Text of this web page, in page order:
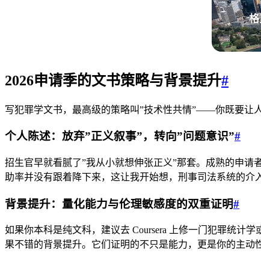
2026申请季的文书策略与背景提升#
写犯罪学文书，最高级的策略叫”技术性共情”——你既要让
个人陈述：放弃”正义叙事”，转向”问题意识”#
招生官早就看腻了”我从小就想伸张正义”那套。成熟的申
助率并没有跟着降下来，这让我开始想，刑事司法系统的介
背景提升：量化能力与伦理敏感度的双重证明#
如果你本科是纯文科，建议去 Coursera 上修一门犯罪统计
果不错的背景提升。它们证明的不只是能力，更是你的主动